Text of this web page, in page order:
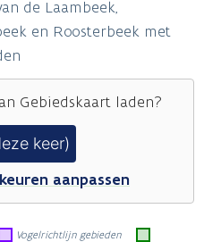
de Laambeek,
en Roosterbeek met
Gebiedskaartladen?
keer)
aanpassen
Vogelrichtlijn gebieden